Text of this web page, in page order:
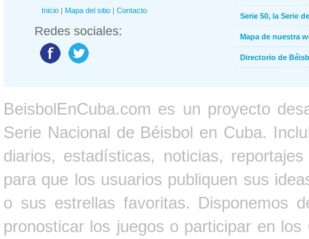
Inicio | Mapa del sitio | Contacto
Redes sociales:
Serie 50, la Serie
Mapa de nuestra
Directorio de
BeisbolEnCuba.com es un proyecto
Serie Nacional de Béisbol en Cuba.
diarios, estadísticas, noticias,
para que los usuarios publiquen sus
o sus estrellas favoritas. Disponemos
pronosticar los juegos o participar en